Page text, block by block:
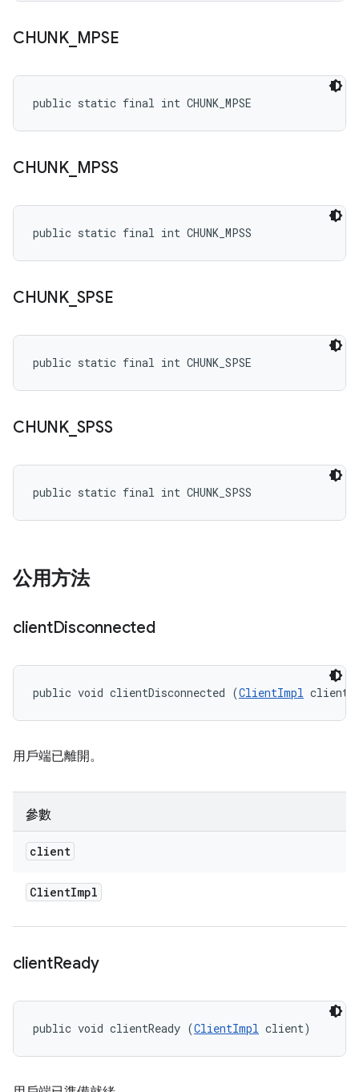
CHUNK_ MPSE
public static final int CHUNK_MPSE
CHUNK_ MPSS
public static final int CHUNK_MPSS
CHUNK_ SPSE
public static final int CHUNK_SPSE
CHUNK_ SPSS
public static final int CHUNK_SPSS
公用方法
clientDisconnected
public void clientDisconnected (ClientImpl client)
用戶端已離開。
參數
client
ClientImpl
clientReady
public void clientReady (ClientImpl client)